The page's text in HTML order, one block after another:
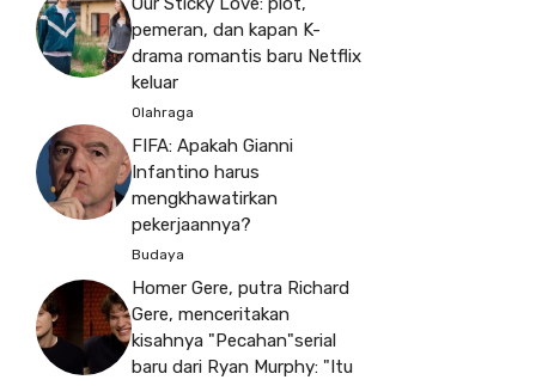
pemeran, dan kapan K-
drama romantis baru Netflix
keluar
Olahraga
FIFA: Apakah Gianni
Infantino harus
mengkhawatirkan
pekerjaannya?
Budaya
Homer Gere, putra Richard
Gere, menceritakan
kisahnya "Pecahan"serial
baru dari Ryan Murphy: "Itu